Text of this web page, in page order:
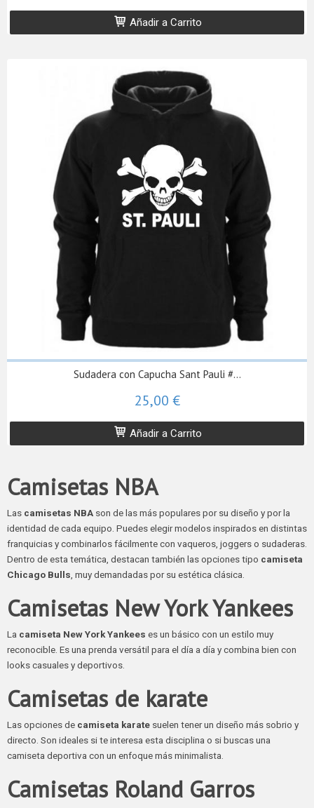
Añadir a Carrito
Sudadera con Capucha Sant Pauli #...
25,00 €
Añadir a Carrito
Camisetas NBA
Las camisetas NBA son de las más populares por su diseño y por la
identidad de cada equipo. Puedes elegir modelos inspirados en distintas
franquicias y combinarlos fácilmente con vaqueros, joggers o sudaderas.
Dentro de esta temática, destacan también las opciones tipo camiseta
Chicago Bulls , muy demandadas por su estética clásica.
Camisetas New York Yankees
La camiseta New York Yankees es un básico con un estilo muy
reconocible. Es una prenda versátil para el día a día y combina bien con
looks casuales y deportivos.
Camisetas de karate
Las opciones de camiseta karate suelen tener un diseño más sobrio y
directo. Son ideales si te interesa esta disciplina o si buscas una
camiseta deportiva con un enfoque más minimalista.
Camisetas Roland Garros